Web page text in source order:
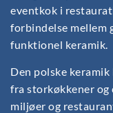
eventkok i
forbindelse mellem
funktionel keramik.
Den polske
fra storkøkkener
miljøer og